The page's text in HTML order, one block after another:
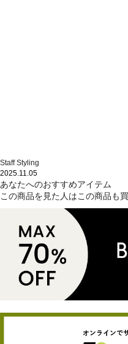
Staff Styling
2025.11.05
あなたへのおすすめアイテム
この商品を見た人はこの商品も